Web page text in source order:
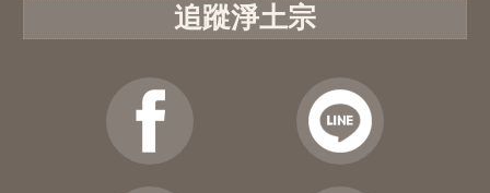
追蹤淨土宗